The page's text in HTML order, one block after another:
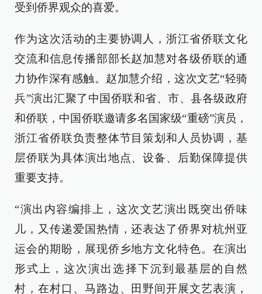
受到侨界观众的喜爱。
作为这次活动的主要协调人，浙江省侨联文化
交流和信息传播部部长赵加慧对各级侨联的通
力协作深有感触。赵加慧介绍，这次文艺“轻骑
兵”演出汇聚了中国侨联和省、市、县各级政府
和侨联，中国侨联邀请多名国家级“重磅”演员，
浙江省侨联负责整体节目策划和人员协调，基
层侨联为具体演出地点、设备、后勤保障提供
重要支持。
“演出内容编排上，这次文艺演出既突出侨味
儿，又传递爱国热情，还表达了侨界对杭州亚
运会的期盼，展现侨乡地方文化特色。在演出
形式上，这次演出选择下沉到最基层的自然
村，在村口、马路边、田野间开展文艺表演，